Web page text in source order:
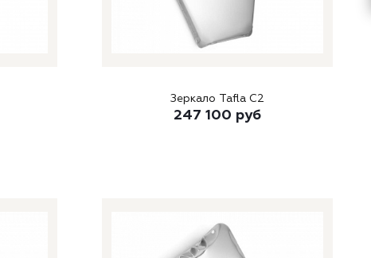
Зеркало Tafla C2
247 100 руб